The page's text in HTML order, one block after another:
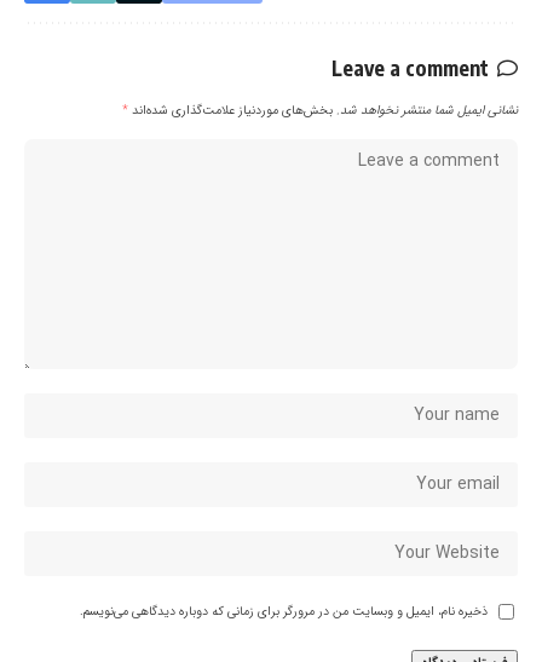
Leave a comment
نشانی ایمیل شما منتشر نخواهد شد. بخش‌های موردنیاز علامت‌گذاری شده‌اند*
ذخیره نام، ایمیل و وبسایت من در مرورگر برای زمانی که دوباره دیدگاهی می‌نویسم.